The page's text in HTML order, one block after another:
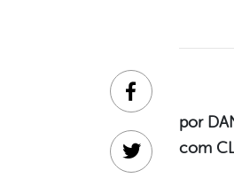
por
com
Facebook
Twitter